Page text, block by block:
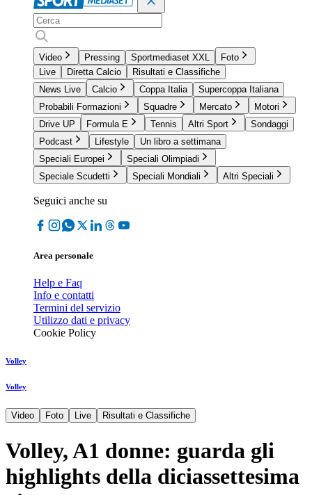
Video Pressing Sportmediaset XXL
Foto
Live
Diretta Calcio
Risultati e Classifiche
News Live
Calcio Coppa Italia
Supercoppa Italiana
Probabili Formazioni
Squadre Mercato
Motori
Drive UP
Formula E Tennis Altri Sport
Sondaggi
Podcast
Lifestyle
Un libro a settimana
Speciali Europei
Speciali Olimpiadi
Speciale Scudetti
Speciali Mondiali Altri Speciali
Seguici anche su
Area personale
Help e Faq
Info e contatti
Termini del servizio
Utilizzo dati e privacy
Cookie Policy
Volley
Volley
Video Foto Live Risultati e Classifiche
Volley, A1 donne: guarda gli
highlights della diciassettesima